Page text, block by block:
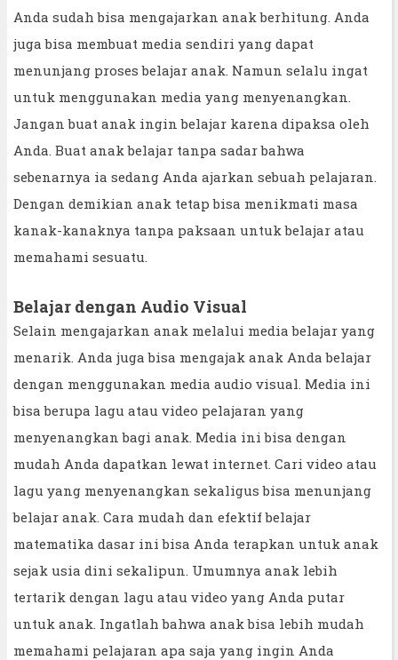
Anda sudah bisa mengajarkan anak berhitung. Anda
juga bisa membuat media sendiri yang dapat
menunjang proses belajar anak. Namun selalu ingat
untuk menggunakan media yang menyenangkan.
Jangan buat anak ingin belajar karena dipaksa oleh
Anda. Buat anak belajar tanpa sadar bahwa
sebenarnya ia sedang Anda ajarkan sebuah pelajaran.
Dengan demikian anak tetap bisa menikmati masa
kanak-kanaknya tanpa paksaan untuk belajar atau
memahami sesuatu.
Belajar dengan Audio Visual
Selain mengajarkan anak melalui media belajar yang
menarik. Anda juga bisa mengajak anak Anda belajar
dengan menggunakan media audio visual. Media ini
bisa berupa lagu atau video pelajaran yang
menyenangkan bagi anak. Media ini bisa dengan
mudah Anda dapatkan lewat internet. Cari video atau
lagu yang menyenangkan sekaligus bisa menunjang
belajar anak. Cara mudah dan efektif belajar
matematika dasar ini bisa Anda terapkan untuk anak
sejak usia dini sekalipun. Umumnya anak lebih
tertarik dengan lagu atau video yang Anda putar
untuk anak. Ingatlah bahwa anak bisa lebih mudah
memahami pelajaran apa saja yang ingin Anda